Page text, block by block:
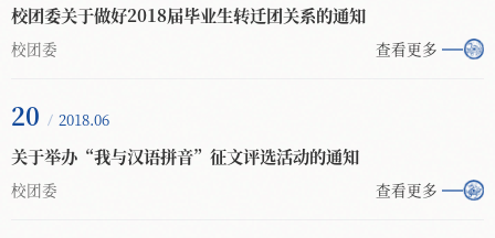
校团委关于做好2018届毕业生转迁团关系的通知
校团委 查看更多
20 2018.06
关于举办“我与汉语拼音”征文评选活动的通知
校团委 查看更多